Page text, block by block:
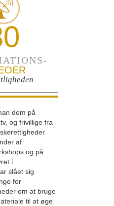
dem på
og frivillige fra
af
og på
i
slået sig
for
om at bruge
til at øge